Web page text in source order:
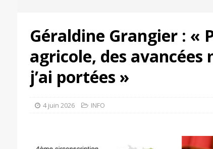
Géraldine Grangier : «
agricole, des avancées
j’ai portées »
4 juin 2026 INFO